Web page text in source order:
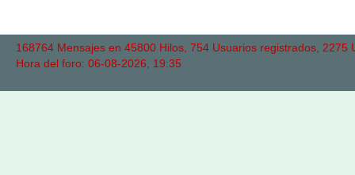
168764 Mensajes en 45800 Hilos, 754 Usuarios registrados,
Hora del foro: 06-08-2026, 19:35